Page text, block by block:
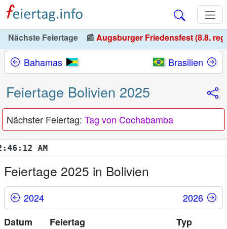
Nächste Feiertage 📰 Augsburger Friedensfest (8.8.
Bahamas Brasilien
Feiertage Bolivien 2025
Nächster Feiertag: Tag von Cochabamba
AM
Feiertage 2025 in Bolivien
2024
2026
Datum
Feiertag
Typ